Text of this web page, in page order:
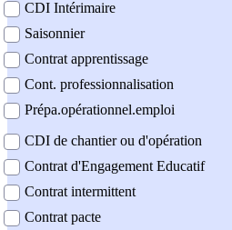
CDI Intérimaire
Saisonnier
Contrat apprentissage
Cont. professionnalisation
Prépa.opérationnel.emploi
CDI de chantier ou d'opération
Contrat d'Engagement Educatif
Contrat intermittent
Contrat pacte